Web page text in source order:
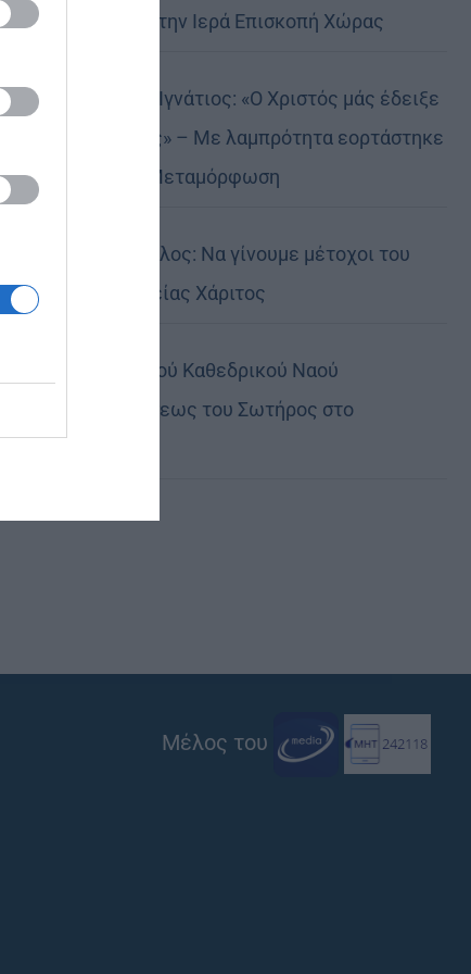
Αυστραλίας στην Ιερά Επισκοπή Χώρας
Δημητριάδος Ιγνάτιος: «Ο Χριστός μάς έδειξε
το μέλλον μας» – Με λαμπρότητα εορτάστηκε
στον Βόλο η Μεταμόρφωση
Κορίνθου Παύλος: Να γίνουμε μέτοχοι του
φωτός της Θείας Χάριτος
Πανήγυρη Ιερού Καθεδρικού Ναού
Μεταμορφώσεως του Σωτήρος στο
Μέλος του